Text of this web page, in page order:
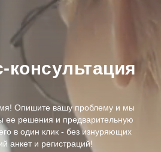
консультация
Опишите вашу проблему и мы
ее решения и предварительную
в один клик - без изнуряющих
анкет и регистраций!